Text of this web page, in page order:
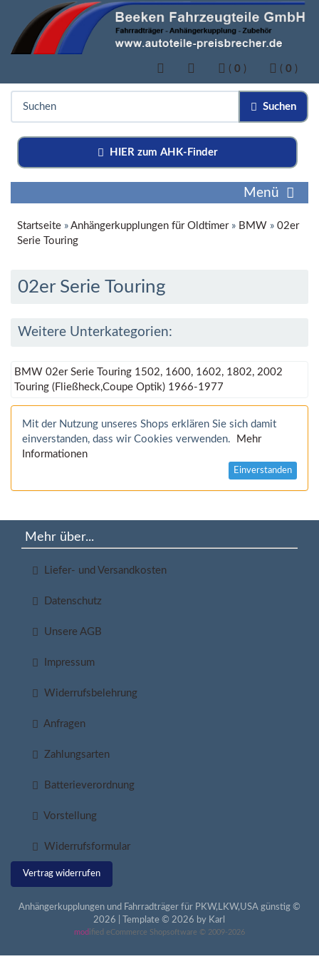
( 0 ) ( 0 )
Suchen
HIER zum AHK-Finder
Menü
Startseite » Anhängerkupplungen für Oldtimer» BMW » 02er
Serie Touring
02er Serie Touring
Weitere Unterkategorien:
BMW 02er Serie Touring 1502, 1600, 1602, 1802, 2002
Touring (Fließheck,Coupe Optik) 1966-1977
Mit der Nutzung unseres Shops erklären Sie sich damit
einverstanden, dass wir Cookies verwenden.
Mehr
Informationen
Einverstanden
Mehr über...
Liefer- und Versandkosten
Datenschutz
Unsere AGB
Impressum
Widerrufsbelehrung
Anfragen
Zahlungsarten
Batterieverordnung
Vorstellung
Widerrufsformular
Vertrag widerrufen
Anhängerkupplungen und Fahrradträger für PKW,LKW,USA günstig ©
2026 | Template © 2026 by Karl
mod ified eCommerce Shopsoftware © 2009-2026